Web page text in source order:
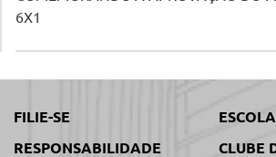
6X1
FILIE-SE
RESPONSABILIDADE
CLUBE